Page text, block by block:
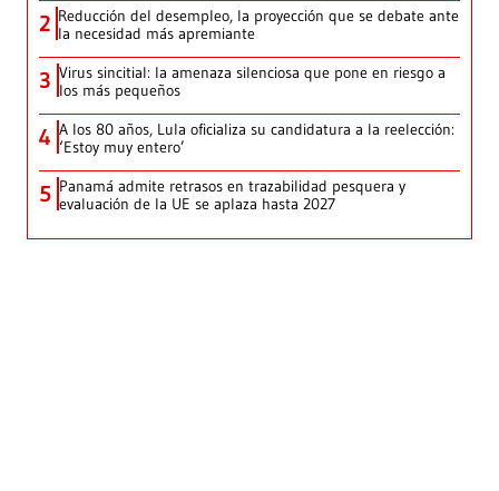
2 Reducción del desempleo, la proyección que se debate ante
la necesidad más apremiante
3 Virus sincitial: la amenaza silenciosa que pone en riesgo a
los más pequeños
4 A los 80 años, Lula oficializa su candidatura a la reelección:
‘Estoy muy entero’
5 Panamá admite retrasos en trazabilidad pesquera y
evaluación de la UE se aplaza hasta 2027